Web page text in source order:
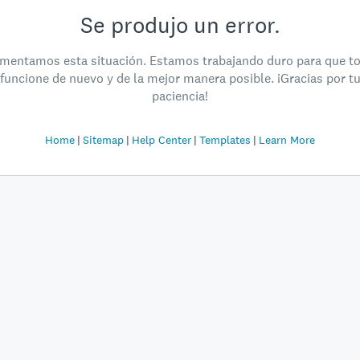
Se produjo un error.
esta situación. Estamos trabajando duro para que
funcione de nuevo y de la mejor manera posible. ¡Gracias por tu
paciencia!
Home Sitemap Help Center Templates Learn More